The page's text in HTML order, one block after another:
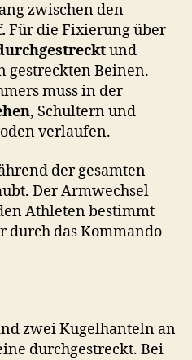
zwischen den
Für die Fixierung über
und
gestreckten Beinen.
muss in der
, Schultern und
verlaufen.
der gesamten
Der Armwechsel
Athleten bestimmt
durch das Kommando
zwei Kugelhanteln an
durchgestreckt. Bei